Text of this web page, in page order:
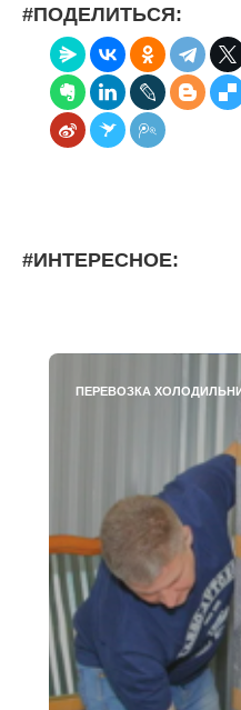
#ПОДЕЛИТЬСЯ:
#ИНТЕРЕСНОЕ:
ПЕРЕВОЗКА